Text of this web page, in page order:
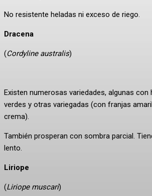
No resistente heladas ni exceso de riego.
Dracena
(Cordyline australis)
Existen numerosas variedades, algunas con
verdes y otras variegadas (con franjas
crema).
También prosperan con sombra parcial.
lento.
Liriope
(Liriope muscari)